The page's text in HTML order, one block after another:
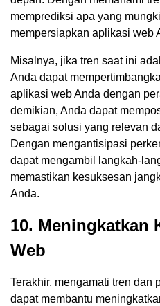
memprediksi apa yang
mempersiapkan aplikasi web
Misalnya, jika tren saat ini
Anda dapat
aplikasi web Anda dengan
demikian, Anda dapat
sebagai solusi yang relevan
Dengan mengantisipasi
dapat mengambil langkah-
memastikan kesuksesan
Anda.
10. Meningkatkan
Web
Terakhir, mengamati tren dan
dapat membantu